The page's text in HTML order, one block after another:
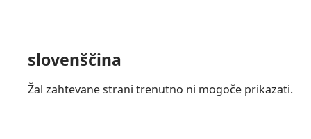
slovenščina
Žal zahtevane strani trenutno ni mogoče prikazati.